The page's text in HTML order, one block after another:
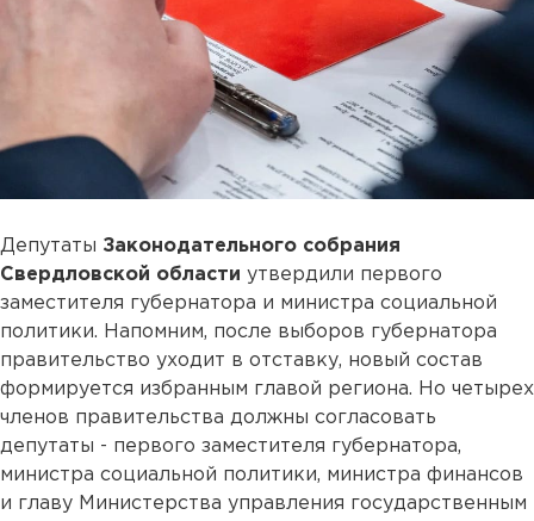
Депутаты Законодательного собрания
Свердловской области утвердили первого
заместителя губернатора и министра социальной
политики. Напомним, после выборов губернатора
правительство уходит в отставку, новый состав
формируется избранным главой региона. Но четырех
членов правительства должны согласовать
депутаты - первого заместителя губернатора,
министра социальной политики, министра финансов
и главу Министерства управления государственным